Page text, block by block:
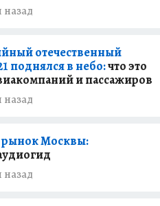
назад
отечественный
поднялся в небо:что это
и пассажиров
назад
рынок Москвы:
назад